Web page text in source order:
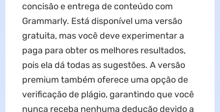
concisão e entrega de conteúdo com
Grammarly. Está disponível uma versão
gratuita, mas você deve experimentar a
paga para obter os melhores resultados,
pois ela dá todas as sugestões. A versão
premium também oferece uma opção de
verificação de plágio, garantindo que você
nunca receba nenhuma dedução devido a